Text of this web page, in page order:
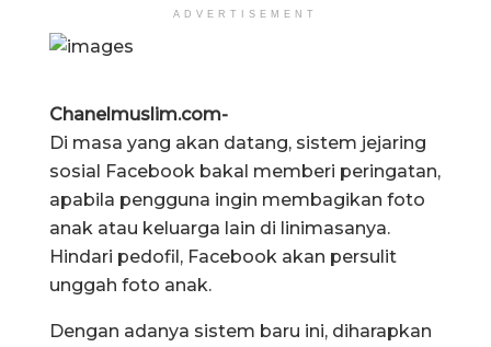
ADVERTISEMENT
Chanelmuslim.com-
Di masa yang akan datang, sistem jejaring
sosial Facebook bakal memberi peringatan,
apabila pengguna ingin membagikan foto
anak atau keluarga lain di linimasanya.
Hindari pedofil, Facebook akan persulit
unggah foto anak.
Dengan adanya sistem baru ini, diharapkan